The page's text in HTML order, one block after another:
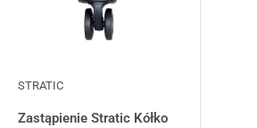
STRATIC
Zastąpienie Stratic Kółko